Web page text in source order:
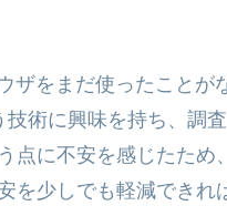
ザをまだ使ったことが
術に興味を持ち、調
点に不安を感じたた
を少しでも軽減できれ